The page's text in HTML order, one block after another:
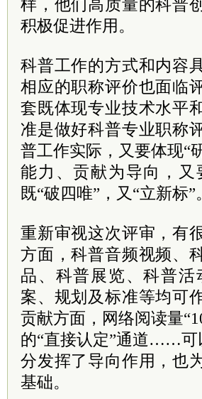
样，他们高质量的科普
积极促进作用。
科普工作的方式和内容
相应的职称评价也面临
套既体现专业技术水平
准是做好科普专业职称
普工作实际，又要体现“
能力、贡献为导向，
既“破四唯”，又“立新标”。
重新审视这次评审，有
方面，科普音频视频、
品、科普展览、科普
案、规划及标准等均可
贡献方面，网络阅读量
的“直接认定”通道……可
分发挥了导向作用，也
基础。